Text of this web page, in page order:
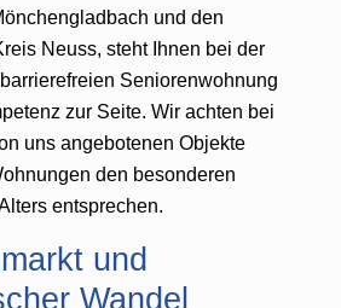
und den
Neuss, steht Ihnen bei der
Seniorenwohnung
zur Seite. Wir achten bei
uns angebotenen Objekte
den besonderen
entsprechen.
und
Wandel